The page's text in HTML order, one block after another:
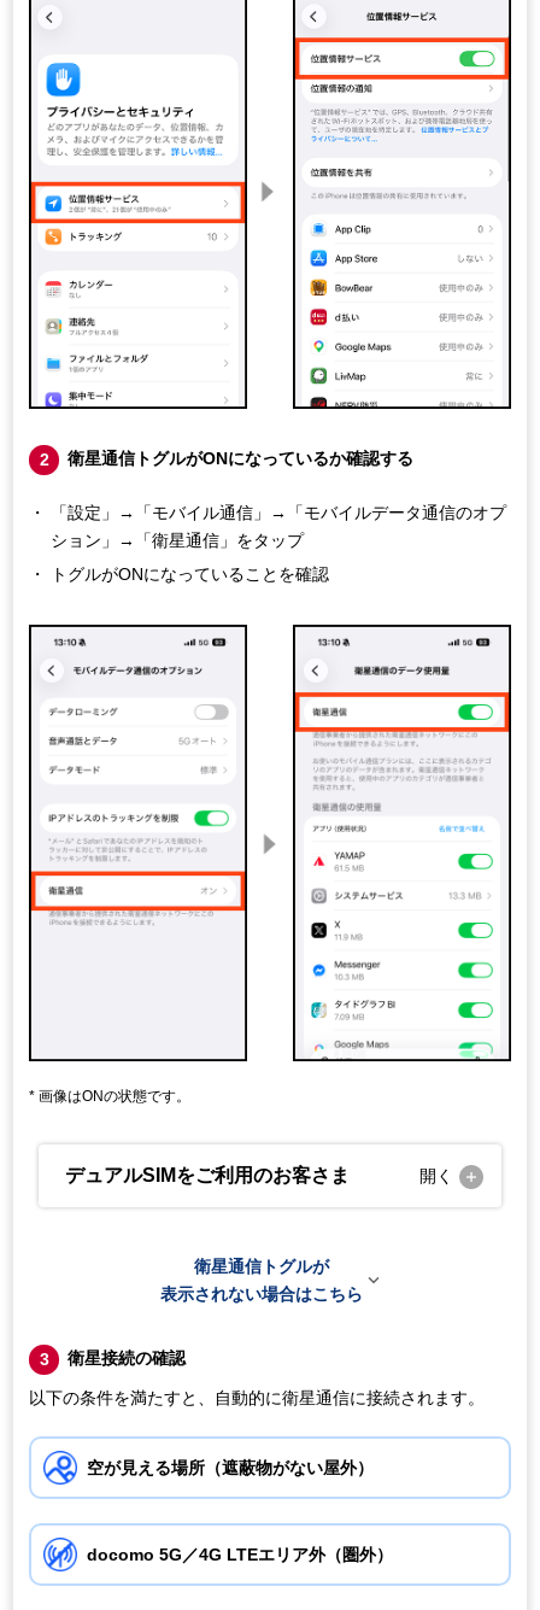
2 衛星通信トグルがONになっているか確認する
「設定」→「モバイル通信」→「モバイルデータ通信のオプ
ション」→「衛星通信」をタップ
トグルがONになっていることを確認
画像はONの状態です。
デュアルSIMをご利用のお客さま 開く
衛星通信トグルが
表示されない場合はこちら

3 衛星接続の確認
以下の条件を満たすと、自動的に衛星通信に接続されます。
空が見える場所（遮蔽物がない屋外）
docomo 5G／4G LTEエリア外（圏外）